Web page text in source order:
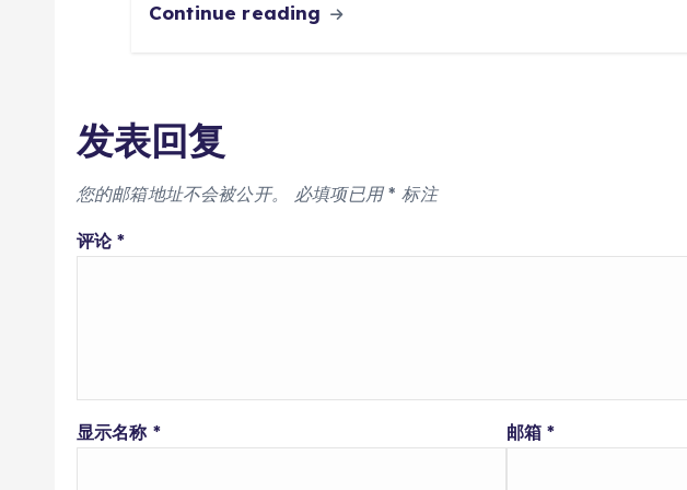
Continue reading
发表回复
您的邮箱地址不会被公开。 必填项已用* 标注
评论*
显示名称 * 邮箱*